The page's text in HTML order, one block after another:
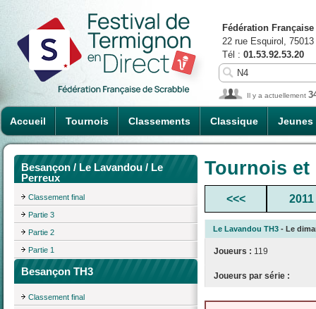
Accueil Tournois Classements Classique Jeunes
Fédération
22 rue Esquirol,
Tél : 01.53.92.53.20
Il y a actuellement
Besançon / Le Lavandou / Le
Perreux
Classement final
Partie 3
Partie 2
Partie 1
Besançon TH3
Classement final
Tournois
<<< 2011
Le Lavandou TH3 - Le
Joueurs : 119
Joueurs par série :